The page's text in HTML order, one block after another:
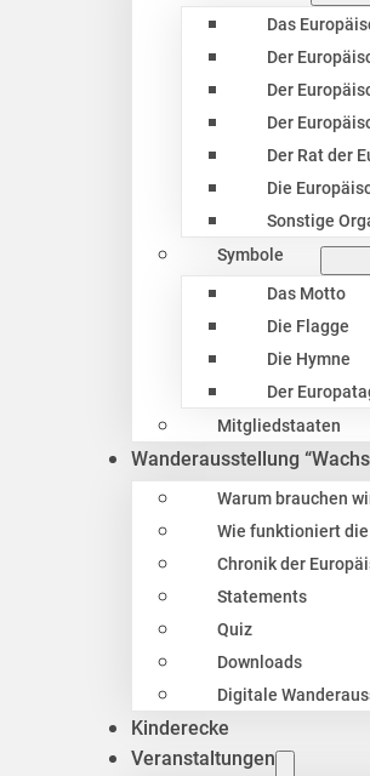
Das
Der
Der
Der
Der Rat der
Die
Sonstige
Symbole
Das Motto
Die Flagge
Die Hymne
Der
Mitgliedstaaten
Wanderausstellung
Warum brauchen
Wie funktioniert die
Chronik der
Statements
Quiz
Downloads
Digitale
Kinderecke
Veranstaltungen